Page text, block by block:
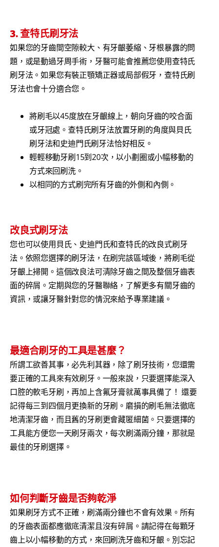
3. 查特氏刷牙法
如果您的牙齒間空隙較大、有牙齦萎縮、牙根暴露的問
題，或是動過牙周手術，牙醫可能會推薦您使用查特氏
刷牙法。如果您有裝正顎矯正器或局部假牙，查特氏刷
牙法也會十分適合您。
將刷毛以45度放在牙齦線上，朝向牙齒的咬合面
或牙冠處。查特氏刷牙法放置牙刷的角度與貝氏
刷牙法和史迪門氏刷牙法恰好相反。
輕輕移動牙刷15到20次，以小劃圈或小幅移動的
方式來回刷洗。
以相同的方式刷完所有牙齒的外側和內側。
改良式刷牙法
您也可以使用貝氏、史迪門氏和查特氏的改良式刷牙
法。依照您選擇的刷牙法，在刷完該區域後，將刷毛從
牙齦上掃開。這個改良法可清除牙齒之間及整個牙齒表
面的碎屑。定期與您的牙醫聯絡，了解更多有關牙齒的
資訊，或讓牙醫針對您的情況來給予專業建議。
最適合刷牙的工具是甚麼？
所謂工欲善其事，必先利其器，除了刷牙技術，您還需
要正確的工具來有效刷牙。一般來說，只要選擇能深入
口腔的軟毛牙刷，再加上含氟牙膏就萬事具備了！ 還要
記得每三到四個月更換新的牙刷。磨損的刷毛無法徹底
地清潔牙齒，而且舊的牙刷更會藏匿細菌。只要選擇的
工具能方便您一天刷牙兩次，每次刷滿兩分鐘，那就是
最佳的牙刷選擇。
如何判斷牙齒是否夠乾淨
如果刷牙方式不正確，刷滿兩分鐘也不會有效果。所有
的牙齒表面都應徹底清潔且沒有碎屑。請記得在每顆牙
齒上以小幅移動的方式，來回刷洗牙齒和牙齦。別忘記